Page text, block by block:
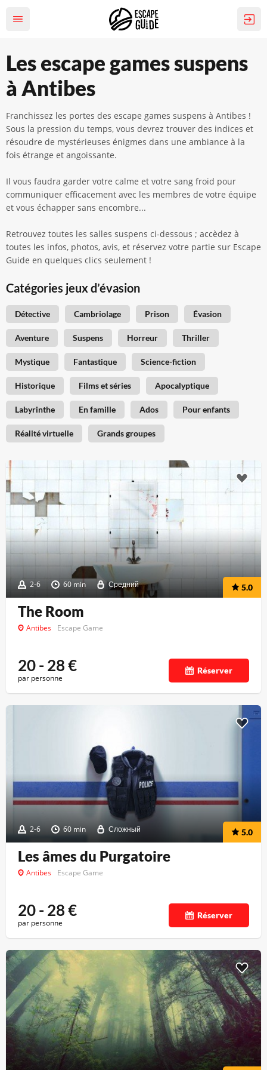
Les escape games suspens
à Antibes
Franchissez les portes des escape games suspens à Antibes !
Sous la pression du temps, vous devrez trouver des indices et
résoudre de mystérieuses énigmes dans une ambiance à la
fois étrange et angoissante.
Il vous faudra garder votre calme et votre sang froid pour
communiquer efficacement avec les membres de votre équipe
et vous échapper sans encombre...
Retrouvez toutes les salles suspens ci-dessous ; accèdez à
toutes les infos, photos, avis, et réservez votre partie sur Escape
Guide en quelques clics seulement !
Catégories jeux d’évasion
Détective Cambriolage Prison Évasion
Aventure Suspens Horreur Thriller
Mystique Fantastique Science-fiction
Historique Films et séries Apocalyptique
Labyrinthe En famille Ados Pour enfants
Réalité virtuelle Grands groupes
2-6 60 min Средний 5.0
The Room
Antibes Escape Game
20 - 28€
par personne
Réserver
2-6 60 min Сложный 5.0
Les âmes du Purgatoire
Antibes Escape Game
20 - 28€
par personne
Réserver